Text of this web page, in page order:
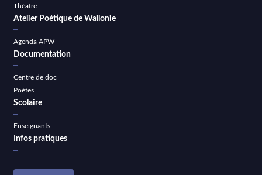
Théatre
Atelier Poétique de Wallonie
Agenda APW
Documentation
Centre de doc
Poètes
Scolaire
Enseignants
Infos pratiques